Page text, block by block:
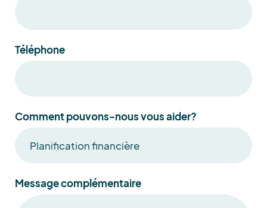
Téléphone
Comment pouvons-nous vous aider?
Message complémentaire